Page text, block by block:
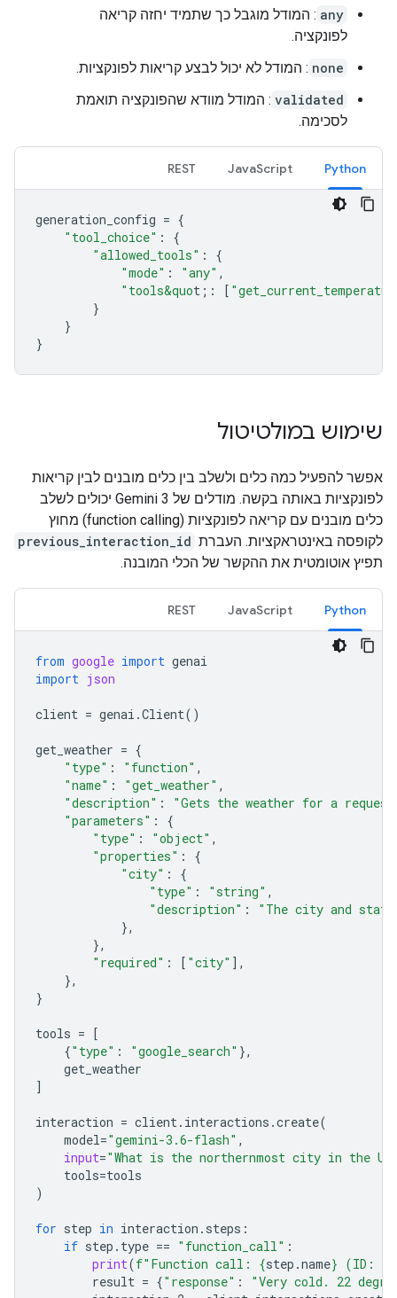
any : המודל מוגבל כך שתמיד יחזה קריאה
לפונקציה.
none : המודל לא יכול לבצע קריאות לפונקציות.
validated : המודל מוודא שהפונקציה תואמת
לסכימה.
Python
JavaScript
REST
generation_config = {
"tool_choice" :
{
"allowed_tools" :
{
"mode" : "any" ,
"tools&quot; : [
}
}
}
שימוש במולטיטול
אפשר להפעיל כמה כלים ולשלב בין כלים מובנים לבין קריאות
לפונקציות באותה בקשה. מודלים של Gemini 3 יכולים לשלב
כלים מובנים עם קריאה לפונקציות (function calling) מחוץ
לקופסה באינטראקציות. העברת previous_interaction_id
תפיץ אוטומטית את ההקשר של הכלי המובנה.
Python
JavaScript
REST
from google import genai
import json
client = genai .Client()
get_weather = {
"type" : "function" ,
"name" : "get_weather" ,
"description" :
"Gets the weather for a
"parameters" :
{
"type" : "object" ,
"properties" :
{
"city" :
{
"type" : "string" ,
"description" :
"The city and
},
},
"required" : [ "city" ],
},
}
tools =
[
{"type" : "google_search" },
get_weather
]
interaction = client. interactions .create(
model="gemini-3.6-flash" ,
input="What is the northernmost city in the
tools=tools
)
for step in interaction . steps :
if step . type == "function_call" :
print(f"Function call: {step .name} (ID:
result = {"response" :
"Very cold. 22